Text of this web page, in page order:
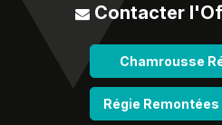
Contacter
Chamrousse
Régie